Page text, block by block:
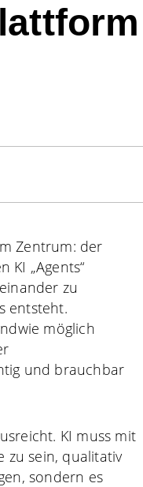
Zentrum: der
KI „Agents“
zu
entsteht.
möglich
und brauchbar
KI muss mit
zu sein, qualitativ
sondern es